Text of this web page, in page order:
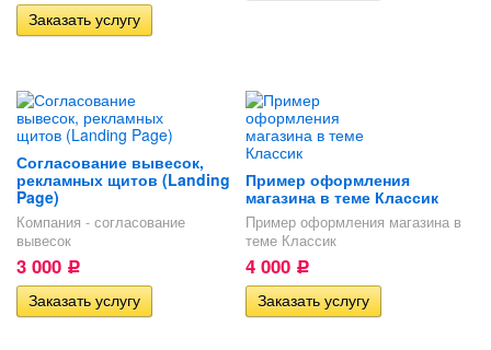
Согласование вывесок,
рекламных щитов (Landing
Page)
Компания - согласование
вывесок
3 000 Р
Пример оформления
магазина в теме Классик
Пример оформления магазина в
теме Классик
4 000 Р